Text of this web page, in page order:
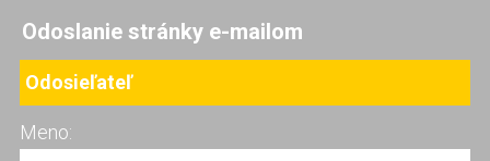
Odoslanie stránky e-mailom
Odosieľateľ
Meno: